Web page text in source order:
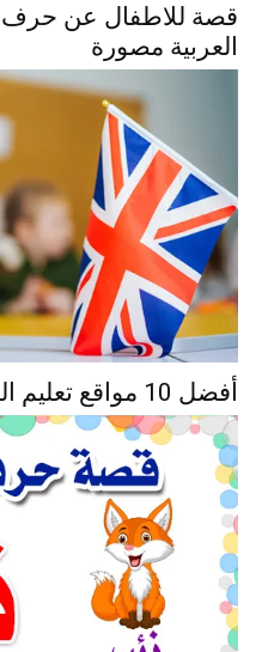
قصة للاطفال عن
العربية مصورة
أفضل 10 مواقع تعليم اللغة الإنجليزية للاطفال